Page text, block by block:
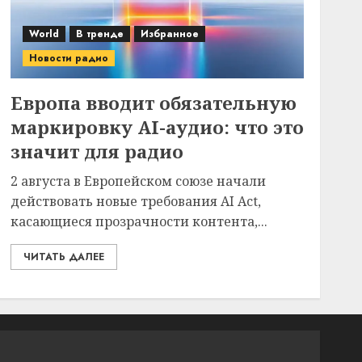
World В тренде
Избранное
Новости радио
Европа вводит обязательную
маркировку AI-аудио: что это
значит для радио
2 августа в Европейском союзе начали
действовать новые требования AI Act,
касающиеся прозрачности контента,...
ЧИТАТЬ ДАЛЕЕ